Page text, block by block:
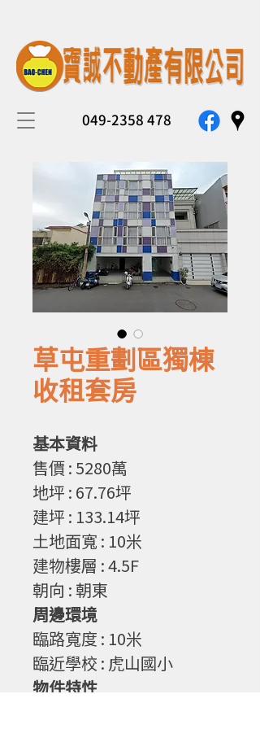
049-2358 478
草屯重劃區獨棟
收租套房
基本資料
售價 : 5280萬
地坪 : 67.76坪
建坪 : 133.14坪
土地面寬 : 10米
建物樓層 : 4.5F
朝向 : 朝東
周邊環境
臨路寬度 : 10米
臨近學校 : 虎山國小
物件特性